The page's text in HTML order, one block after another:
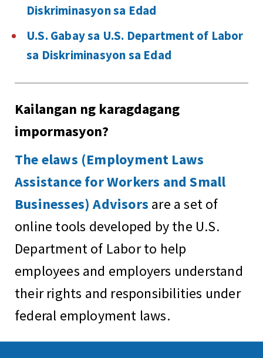
Diskriminasyon sa Edad
U.S. Gabay sa U.S. Department of Labor
sa Diskriminasyon sa Edad
Kailangan ng karagdagang
impormasyon?
The elaws (Employment Laws
Assistance for Workers and Small
Businesses) Advisors are a set of
online tools developed by the U.S.
Department of Labor to help
employees and employers understand
their rights and responsibilities under
federal employment laws.